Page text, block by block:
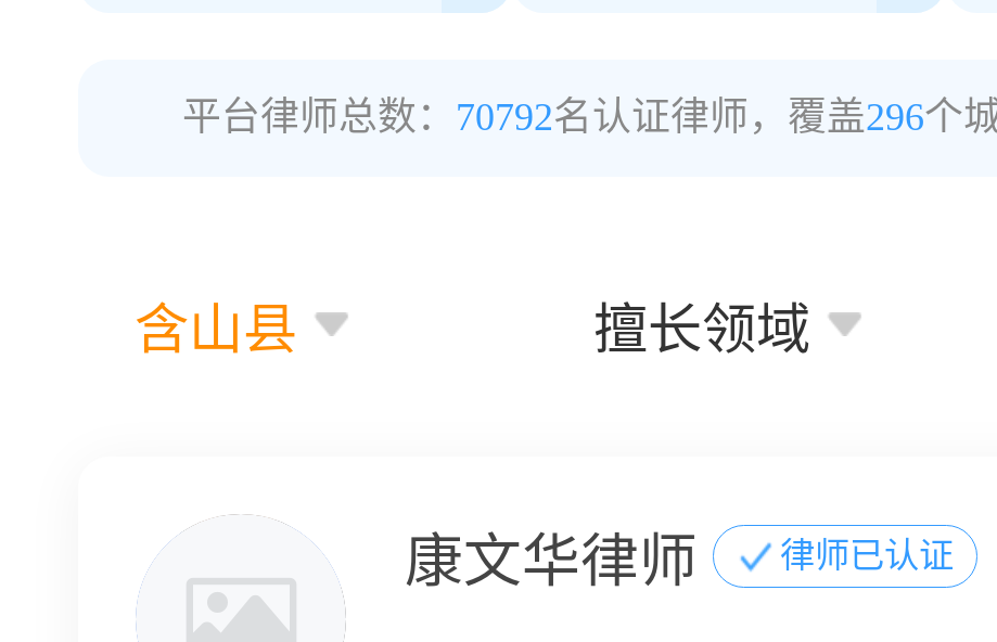
平台律师总数： 70792名认证律师，覆盖296个
含山县 擅长领域
康文华律师 律师已认证